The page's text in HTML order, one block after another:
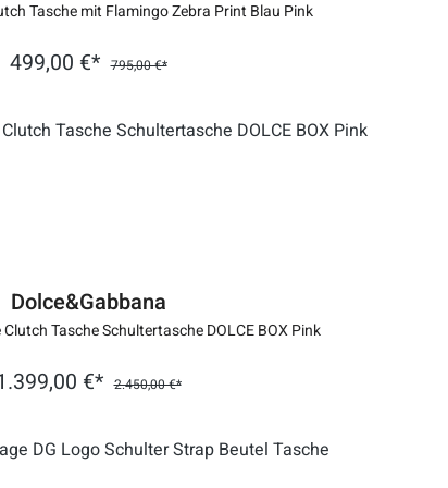
Tasche mit Flamingo Zebra Print Blau Pink
499,00 €* 795,00 €*
Dolce&Gabbana
Tasche Schultertasche DOLCE BOX Pink
€* 2.450,00 €*